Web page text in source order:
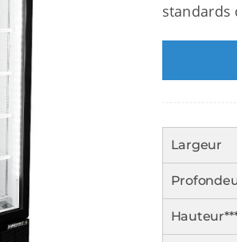
standards
Largeur